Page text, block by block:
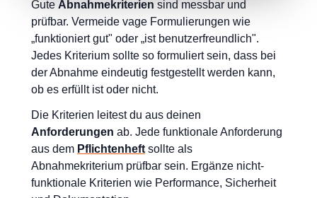
Gute Abnahmekriterien sind messbar und
prüfbar. Vermeide vage Formulierungen wie
„funktioniert gut" oder „ist benutzerfreundlich".
Jedes Kriterium sollte so formuliert sein, dass bei
der Abnahme eindeutig festgestellt werden kann,
ob es erfüllt ist oder nicht.
Die Kriterien leitest du aus deinen
Anforderungen ab. Jede funktionale Anforderung
aus dem Pflichtenheft sollte als
Abnahmekriterium prüfbar sein. Ergänze nicht-
funktionale Kriterien wie Performance, Sicherheit